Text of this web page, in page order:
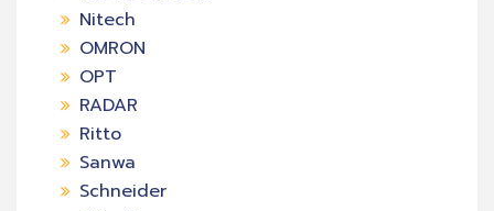
Nitech
OMRON
OPT
RADAR
Ritto
Sanwa
Schneider